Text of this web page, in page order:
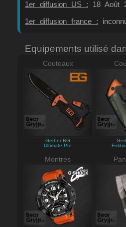
1er diffusion US : 18 Août
1er diffusion france :
Equipements utilisé
Couteaux
Gerber BG
Ultimate Pro
Montres